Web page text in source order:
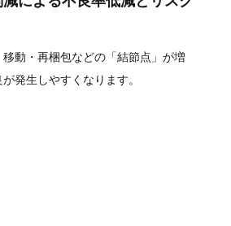
動・再梱包などの「結節点」が増
発生しやすくなります。